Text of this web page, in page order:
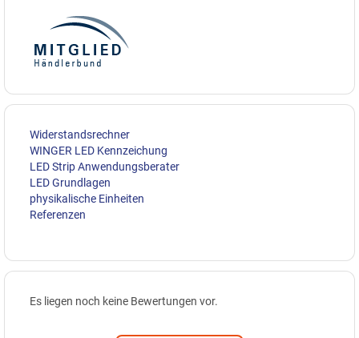
Widerstandsrechner
WINGER LED Kennzeichung
LED Strip Anwendungsberater
LED Grundlagen
physikalische Einheiten
Referenzen
Es liegen noch keine Bewertungen vor.